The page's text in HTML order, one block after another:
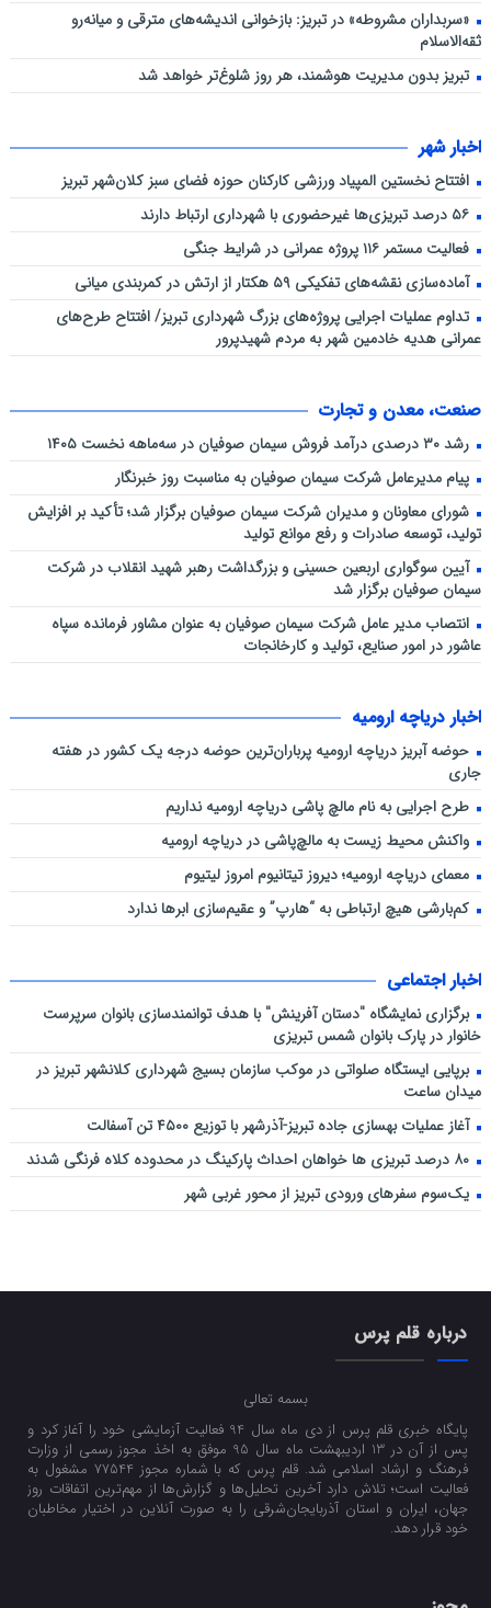
«سربداران مشروطه» در تبریز: بازخوانی اندیشه‌های مترقی و میانه‌رو
ثقه‌الاسلام
تبریز بدون مدیریت هوشمند، هر روز شلوغ‌تر خواهد شد
اخبار شهر
افتتاح نخستین المپیاد ورزشی کارکنان حوزه فضای سبز کلان‌شهر تبریز
۵۶ درصد تبریزی‌ها غیرحضوری با شهرداری ارتباط دارند
فعالیت مستمر ۱۱۶ پروژه عمرانی در شرایط جنگی
آماده‌سازی نقشه‌های تفکیکی ۵۹ هکتار از ارتش در کمربندی میانی
تداوم عملیات اجرایی پروژه‌های بزرگ شهرداری تبریز/ افتتاح طرح‌های
عمرانی هدیه خادمین شهر به مردم شهیدپرور
صنعت، معدن و تجارت
رشد ۳۰ درصدی درآمد فروش سیمان صوفیان در سه‌ماهه نخست ۱۴۰۵
پیام مدیرعامل شرکت سیمان صوفیان به مناسبت روز خبرنگار
شورای معاونان و مدیران شرکت سیمان صوفیان برگزار شد؛ تأکید بر افزایش
تولید، توسعه صادرات و رفع موانع تولید
آیین سوگواری اربعین حسینی و بزرگداشت رهبر شهید انقلاب در شرکت
سیمان صوفیان برگزار شد
انتصاب مدیر عامل شرکت سیمان صوفیان به عنوان مشاور فرمانده سپاه
عاشور در امور صنایع، تولید و کارخانجات
اخبار دریاچه ارومیه
حوضه آبریز دریاچه ارومیه پرباران‌ترین حوضه‌ درجه یک کشور در هفته
جاری
طرح اجرایی به نام مالچ پاشی دریاچه ارومیه نداریم
واکنش محیط زیست به مالچ‌پاشی در دریاچه ارومیه
معمای دریاچه ارومیه؛ دیروز تیتانیوم امروز لیتیوم
کم‌بارشی هیچ ارتباطی به “هارپ” و عقیم‌سازی ابرها ندارد
اخبار اجتماعی
برگزاری نمایشگاه "دستان آفرینش" با هدف توانمندسازی بانوان سرپرست
خانوار در پارک بانوان شمس تبریزی
برپایی ایستگاه صلواتی در موکب سازمان بسیج شهرداری کلانشهر تبریز در
میدان ساعت
آغاز عملیات بهسازی جاده تبریز-آذرشهر با توزیع ۴۵۰۰ تن آسفالت
۸۰ درصد تبریزی ها خواهان احداث پارکینگ در محدوده کلاه فرنگی شدند
یک‌سوم سفرهای ورودی تبریز از محور غربی شهر
درباره قلم پرس
بسمه تعالی
پایگاه خبری قلم پرس از دی ماه سال 94 فعالیت آزمایشی خود را آغاز کرد و
پس از آن در 13 اردیبهشت ماه سال 95 موفق به اخذ مجوز رسمی از وزارت
فرهنگ و ارشاد اسلامی شد. قلم پرس که با شماره مجوز 77544 مشغول به
فعالیت است؛ تلاش دارد آخرین تحلیل‌ها و گزارش‌ها از مهم‌ترین اتفاقات روز
جهان، ایران و استان آذربایجان‌شرقی را به صورت آنلاین در اختیار مخاطبان
خود قرار دهد.